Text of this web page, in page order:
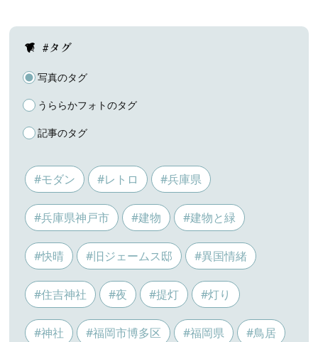
#タグ
写真のタグ
うららかフォトのタグ
記事のタグ
#モダン #レトロ #兵庫県
#兵庫県神戸市 #建物 #建物と緑
#快晴 #旧ジェームス邸 #異国情緒
#住吉神社 #夜 #提灯 #灯り
#神社 #福岡市博多区 #福岡県 #鳥居